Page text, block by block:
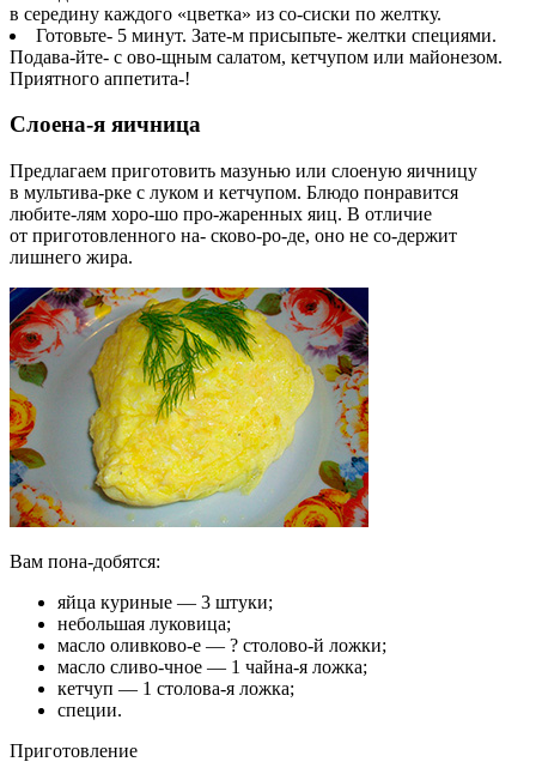
в середину каждого «цветка» из со-сиски по желтку.
Готовьте- 5 минут. Зате-м присыпьте- желтки специями.
Подава-йте- с ово-щным салатом, кетчупом или майонезом.
Приятного аппетита-!
Слоена-я яичница
Предлагаем приготовить мазунью или слоеную яичницу
в мультива-рке с луком и кетчупом. Блюдо понравится
любите-лям хоро-шо про-жаренных яиц. В отличие
от приготовленного на- сково-ро-де, оно не со-держит
лишнего жира.
Вам пона-добятся:
яйца куриные — 3 штуки;
небольшая луковица;
масло оливково-е — ? столово-й ложки;
масло сливо-чное — 1 чайна-я ложка;
кетчуп — 1 столова-я ложка;
специи.
Приготовление